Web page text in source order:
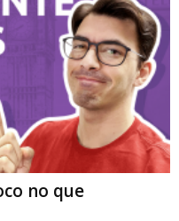
no que